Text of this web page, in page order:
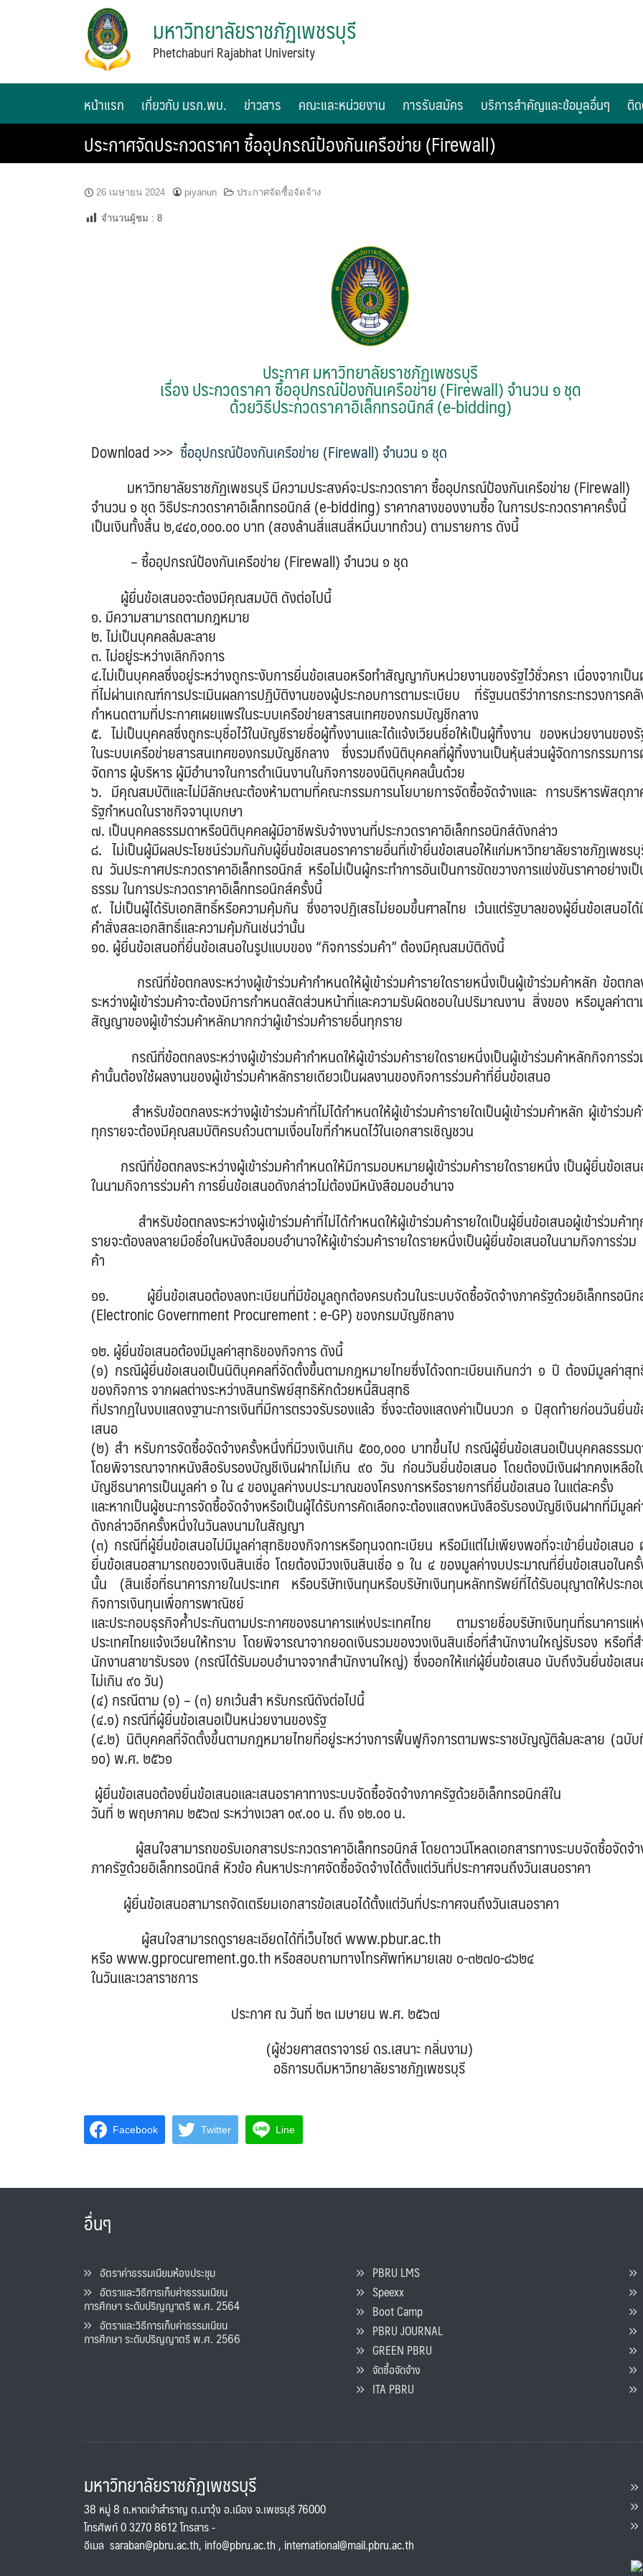
มหาวิทยาลัยราชภัฏเพชรบุรี
Phetchaburi Rajabhat University
หน้าแรก เกี่ยวกับ มรภ.พบ. ข่าวสาร คณะและหน่วยงาน การรับสมัคร บริการสำคัญและข้อมูลอื่นๆ ติ
ประกาศจัดประกวดราคา ซื้ออุปกรณ์ป้องกันเครือข่าย (Firewall)
26 เมษายน 2024 piyanun ประกาศจัดซื้อจัดจ้าง
จำนวนผู้ชม : 8
ประกาศ มหาวิทยาลัยราชภัฏเพชรบุรี
เรื่อง ประกวดราคา ซื้ออุปกรณ์ป้องกันเครือข่าย (Firewall) จำนวน ๑ ชุด
ด้วยวิธีประกวดราคาอิเล็กทรอนิกส์ (e-bidding)
Download >>> ซื้ออุปกรณ์ป้องกันเครือข่าย (Firewall) จำนวน ๑ ชุด
มหาวิทยาลัยราชภัฏเพชรบุรี มีความประสงค์จะประกวดราคา ซื้ออุปกรณ์ป้องกันเครือข่าย (Firewall)
จำนวน ๑ ชุด วิธีประกวดราคาอิเล็กทรอนิกส์ (e-bidding) ราคากลางของงานซื้อ ในการประกวดราคาครั้งนี้
เป็นเงินทั้งสิ้น ๒,๔๔๐,๐๐๐.๐๐ บาท (สองล้านสี่แสนสี่หมื่นบาทถ้วน) ตามรายการ ดังนี้
– ซื้ออุปกรณ์ป้องกันเครือข่าย (Firewall) จำนวน ๑ ชุด
ผู้ยื่นข้อเสนอจะต้องมีคุณสมบัติ ดังต่อไปนี้
๑. มีความสามารถตามกฎหมาย
๒. ไม่เป็นบุคคลล้มละลาย
๓. ไม่อยู่ระหว่างเลิกกิจการ
๔.ไม่เป็นบุคคลซึ่งอยู่ระหว่างถูกระงับการยื่นข้อเสนอหรือทำสัญญากับหน่วยงานของรัฐไว้ชั่วครา เนื่องจากเป็
ที่ไม่ผ่านเกณฑ์การประเมินผลการปฏิบัติงานของผู้ประกอบการตามระเบียบ ที่รัฐมนตรีว่าการกระทรวงการค
กำหนดตามที่ประกาศเผยแพร่ในระบบเครือข่ายสารสนเทศของกรมบัญชีกลาง
๕. ไม่เป็นบุคคลซึ่งถูกระบุชื่อไว้ในบัญชีรายชื่อผู้ทิ้งงานและได้แจ้งเวียนชื่อให้เป็นผู้ทิ้งงาน ของหน่วยงานของ
ในระบบเครือข่ายสารสนเทศของกรมบัญชีกลาง ซึ่งรวมถึงนิติบุคคลที่ผู้ทิ้งงานเป็นหุ้นส่วนผู้จัดการกรรมกา
จัดการ ผู้บริหาร ผู้มีอำนาจในการดำเนินงานในกิจการของนิติบุคคลนั้นด้วย
๖. มีคุณสมบัติและไม่มีลักษณะต้องห้ามตามที่คณะกรรมการนโยบายการจัดซื้อจัดจ้างและ การบริหารพัสดุภ
รัฐกำหนดในราชกิจจานุเบกษา
๗. เป็นบุคคลธรรมดาหรือนิติบุคคลผู้มีอาชีพรับจ้างงานที่ประกวดราคาอิเล็กทรอนิกส์ดังกล่าว
๘. ไม่เป็นผู้มีผลประโยชน์ร่วมกันกับผู้ยื่นข้อเสนอราคารายอื่นที่เข้ายื่นข้อเสนอให้แก่มหาวิทยาลัยราชภัฏเพชร
ณ วันประกาศประกวดราคาอิเล็กทรอนิกส์ หรือไม่เป็นผู้กระทำการอันเป็นการขัดขวางการแข่งขันราคาอย่างเ
ธรรม ในการประกวดราคาอิเล็กทรอนิกส์ครั้งนี้
๙. ไม่เป็นผู้ได้รับเอกสิทธิ์หรือความคุ้มกัน ซึ่งอาจปฏิเสธไม่ยอมขึ้นศาลไทย เว้นแต่รัฐบาลของผู้ยื่นข้อเสนอไ
คำสั่งสละเอกสิทธิ์และความคุ้มกันเช่นว่านั้น
๑๐. ผู้ยื่นข้อเสนอที่ยื่นข้อเสนอในรูปแบบของ “กิจการร่วมค้า” ต้องมีคุณสมบัติดังนี้
กรณีที่ข้อตกลงระหว่างผู้เข้าร่วมค้ากำหนดให้ผู้เข้าร่วมค้ารายใดรายหนึ่งเป็นผู้เข้าร่วมค้าหลัก ข้อตก
ระหว่างผู้เข้าร่วมค้าจะต้องมีการกำหนดสัดส่วนหน้าที่และความรับผิดชอบในปริมาณงาน สิ่งของ หรือมูลค่าต
สัญญาของผู้เข้าร่วมค้าหลักมากกว่าผู้เข้าร่วมค้ารายอื่นทุกราย
กรณีที่ข้อตกลงระหว่างผู้เข้าร่วมค้ากำหนดให้ผู้เข้าร่วมค้ารายใดรายหนึ่งเป็นผู้เข้าร่วมค้าหลักกิจการร่
ค้านั้นต้องใช้ผลงานของผู้เข้าร่วมค้าหลักรายเดียวเป็นผลงานของกิจการร่วมค้าที่ยื่นข้อเสนอ
สำหรับข้อตกลงระหว่างผู้เข้าร่วมค้าที่ไม่ได้กำหนดให้ผู้เข้าร่วมค้ารายใดเป็นผู้เข้าร่วมค้าหลัก ผู้เข้าร่วม
ทุกรายจะต้องมีคุณสมบัติครบถ้วนตามเงื่อนไขที่กำหนดไว้ในเอกสารเชิญชวน
กรณีที่ข้อตกลงระหว่างผู้เข้าร่วมค้ากำหนดให้มีการมอบหมายผู้เข้าร่วมค้ารายใดรายหนึ่ง เป็นผู้ยื่นข้อเส
ในนามกิจการร่วมค้า การยื่นข้อเสนอดังกล่าวไม่ต้องมีหนังสือมอบอำนาจ
สำหรับข้อตกลงระหว่างผู้เข้าร่วมค้าที่ไม่ได้กำหนดให้ผู้เข้าร่วมค้ารายใดเป็นผู้ยื่นข้อเสนอผู้เข้าร่วมค้า
รายจะต้องลงลายมือชื่อในหนังสือมอบอำนาจให้ผู้เข้าร่วมค้ารายใดรายหนึ่งเป็นผู้ยื่นข้อเสนอในนามกิจการร่วม
ค้า
๑๑. ผู้ยื่นข้อเสนอต้องลงทะเบียนที่มีข้อมูลถูกต้องครบถ้วนในระบบจัดซื้อจัดจ้างภาครัฐด้วยอิเล็กทรอนิ
(Electronic Government Procurement : e-GP) ของกรมบัญชีกลาง
๑๒. ผู้ยื่นข้อเสนอต้องมีมูลค่าสุทธิของกิจการ ดังนี้
(๑) กรณีผู้ยื่นข้อเสนอเป็นนิติบุคคลที่จัดตั้งขึ้นตามกฎหมายไทยซึ่งได้จดทะเบียนเกินกว่า ๑ ปี ต้องมีมูลค่าสุ
ของกิจการ จากผลต่างระหว่างสินทรัพย์สุทธิหักด้วยหนี้สินสุทธิ
ที่ปรากฏในงบแสดงฐานะการเงินที่มีการตรวจรับรองแล้ว ซึ่งจะต้องแสดงค่าเป็นบวก ๑ ปีสุดท้ายก่อนวันยื่น
เสนอ
(๒) สำ หรับการจัดซื้อจัดจ้างครั้งหนึ่งที่มีวงเงินเกิน ๕๐๐,๐๐๐ บาทขึ้นไป กรณีผู้ยื่นข้อเสนอเป็นบุคคลธรรม
โดยพิจารณาจากหนังสือรับรองบัญชีเงินฝากไม่เกิน ๙๐ วัน ก่อนวันยื่นข้อเสนอ โดยต้องมีเงินฝากคงเหลือ
บัญชีธนาคารเป็นมูลค่า ๑ ใน ๔ ของมูลค่างบประมาณของโครงการหรือรายการที่ยื่นข้อเสนอ ในแต่ละครั้ง
และหากเป็นผู้ชนะการจัดซื้อจัดจ้างหรือเป็นผู้ได้รับการคัดเลือกจะต้องแสดงหนังสือรับรองบัญชีเงินฝากที่มีมูล
ดังกล่าวอีกครั้งหนึ่งในวันลงนามในสัญญา
(๓) กรณีที่ผู้ยื่นข้อเสนอไม่มีมูลค่าสุทธิของกิจการหรือทุนจดทะเบียน หรือมีแต่ไม่เพียงพอที่จะเข้ายื่นข้อเสนอ
ยื่นข้อเสนอสามารถขอวงเงินสินเชื่อ โดยต้องมีวงเงินสินเชื่อ ๑ ใน ๔ ของมูลค่างบประมาณที่ยื่นข้อเสนอในค
นั้น (สินเชื่อที่ธนาคารภายในประเทศ หรือบริษัทเงินทุนหรือบริษัทเงินทุนหลักทรัพย์ที่ได้รับอนุญาตให้ประก
กิจการเงินทุนเพื่อการพาณิชย์
และประกอบธุรกิจค้ำประกันตามประกาศของธนาคารแห่งประเทศไทย ตามรายชื่อบริษัทเงินทุนที่ธนาคารแ
ประเทศไทยแจ้งเวียนให้ทราบ โดยพิจารณาจากยอดเงินรวมของวงเงินสินเชื่อที่สำนักงานใหญ่รับรอง หรือที่
นักงานสาขารับรอง (กรณีได้รับมอบอำนาจจากสำนักงานใหญ่) ซึ่งออกให้แก่ผู้ยื่นข้อเสนอ นับถึงวันยื่นข้อเส
ไม่เกิน ๙๐ วัน)
(๔) กรณีตาม (๑) – (๓) ยกเว้นสำ หรับกรณีดังต่อไปนี้
(๔.๑) กรณีที่ผู้ยื่นข้อเสนอเป็นหน่วยงานของรัฐ
(๔.๒) นิติบุคคลที่จัดตั้งขึ้นตามกฎหมายไทยที่อยู่ระหว่างการฟื้นฟูกิจการตามพระราชบัญญัติล้มละลาย (ฉบั
๑๐) พ.ศ. ๒๕๖๑
ผู้ยื่นข้อเสนอต้องยื่นข้อเสนอและเสนอราคาทางระบบจัดซื้อจัดจ้างภาครัฐด้วยอิเล็กทรอนิกส์ใน
วันที่ ๒ พฤษภาคม ๒๕๖๗ ระหว่างเวลา ๐๙.๐๐ น. ถึง ๑๒.๐๐ น.
ผู้สนใจสามารถขอรับเอกสารประกวดราคาอิเล็กทรอนิกส์ โดยดาวน์โหลดเอกสารทางระบบจัดซื้อจัดจ้
ภาครัฐด้วยอิเล็กทรอนิกส์ หัวข้อ ค้นหาประกาศจัดซื้อจัดจ้างได้ตั้งแต่วันที่ประกาศจนถึงวันเสนอราคา
ผู้ยื่นข้อเสนอสามารถจัดเตรียมเอกสารข้อเสนอได้ตั้งแต่วันที่ประกาศจนถึงวันเสนอราคา
ผู้สนใจสามารถดูรายละเอียดได้ที่เว็บไซต์ www.pbur.ac.th
หรือ www.gprocurement.go.th หรือสอบถามทางโทรศัพท์หมายเลข ๐-๓๒๗๐-๘๖๒๔
ในวันและเวลาราชการ
ประกาศ ณ วันที่ ๒๓ เมษายน พ.ศ. ๒๕๖๗
(ผู้ช่วยศาสตราจารย์ ดร.เสนาะ กลิ่นงาม)
อธิการบดีมหาวิทยาลัยราชภัฏเพชรบุรี
Facebook Twitter Line
อื่นๆ
อัตราค่าธรรมเนียมห้องประชุม
อัตราและวิธีการเก็บค่าธรรมเนียน
การศึกษา ระดับปริญญาตรี พ.ศ. 2564
อัตราและวิธีการเก็บค่าธรรมเนียน
การศึกษา ระดับปริญญาตรี พ.ศ. 2566
PBRU LMS
Speexx
Boot Camp
PBRU JOURNAL
GREEN PBRU
จัดซื้อจัดจ้าง
ITA PBRU
มหาวิทยาลัยราชภัฏเพชรบุรี
38 หมู่ 8 ถ.หาดเจ้าสำราญ ต.นาวุ้ง อ.เมือง จ.เพชรบุรี 76000
โทรศัพท์ 0 3270 8612 โทรสาร -
อีเมล saraban@pbru.ac.th, info@pbru.ac.th, international@mail.pbru.ac.th